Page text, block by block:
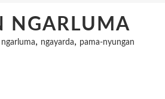
NGARLUMA
ngarluma, ngayarda, pama-nyungan